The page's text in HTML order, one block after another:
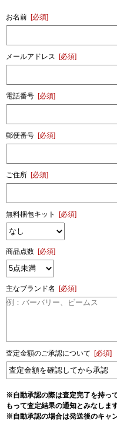
お名前 [必須]
メールアドレス [必須]
電話番号 [必須]
郵便番号 [必須]
ご住所 [必須]
無料梱包キット [必須]
商品点数 [必須]
主なブランド名 [必須]
査定金額のご承認について [必須]
※自動承認の際は査定完了を持っ
もって査定結果の通知とみなします
※自動承認の場合は発送後のキャ